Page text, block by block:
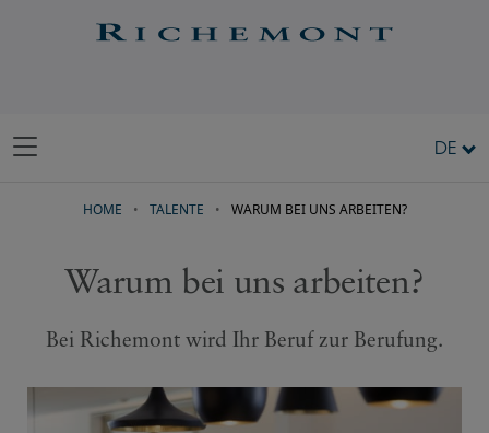
DE
HOME TALENTE WARUM BEI UNS ARBEITEN?
Warum bei uns arbeiten?
Bei Richemont wird Ihr Beruf zur Berufung.